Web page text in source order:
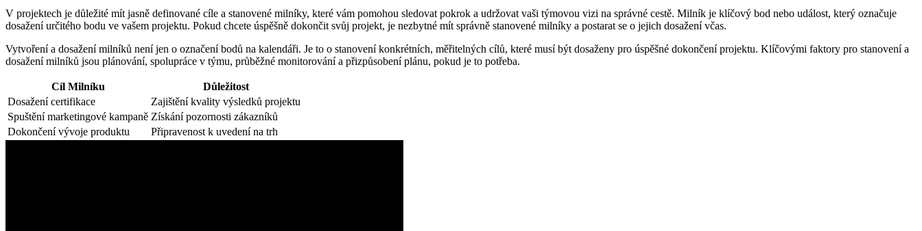
V projektech je důležité mít jasně definované cíle a stanovené milníky, které vám pomohou sledovat pokrok a udržovat vaši týmovou vizi na správné cestě. Milník je klíčový bod nebo událost, který označuje
dosažení určitého bodu ve vašem projektu. Pokud chcete úspěšně dokončit svůj projekt, je nezbytné mít správně stanovené milníky a postarat se o jejich dosažení včas.
Vytvoření a dosažení milníků není jen o označení bodů na kalendáři. Je to o stanovení konkrétních, měřitelných cílů, které musí být dosaženy pro úspěšné dokončení projektu. Klíčovými faktory pro stanovení a
dosažení milníků jsou plánování, spolupráce v týmu, průběžné monitorování a přizpůsobení plánu, pokud je to potřeba.
Cíl Milníku
Důležitost
Dosažení certifikace
Zajištění kvality výsledků projektu
Spuštění marketingové kampaně Získání pozornosti zákazníků
Dokončení vývoje produktu
Připravenost k uvedení na trh